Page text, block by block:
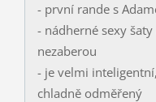
- první rande s
- nádherné sexy
nezaberou
- je velmi
chladně odměřený